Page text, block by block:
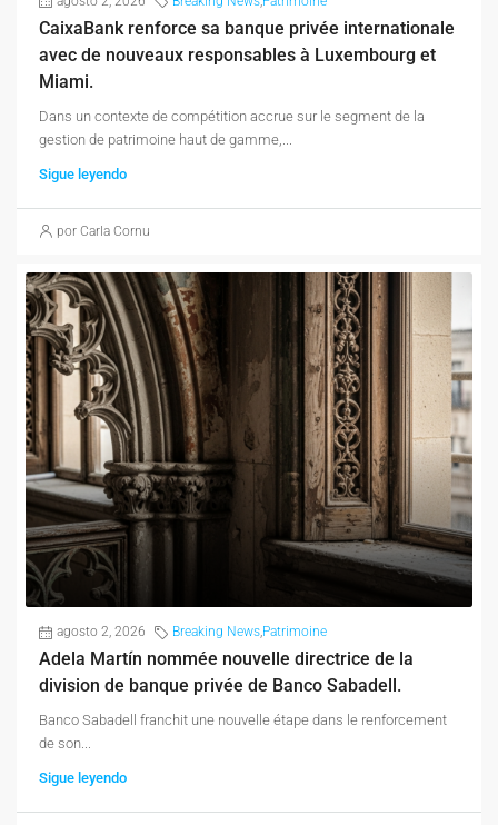
CaixaBank renforce sa banque privée internationale
avec de nouveaux responsables à Luxembourg et
Miami.
Dans un contexte de compétition accrue sur le segment de la
gestion de patrimoine haut de gamme,...
Sigue leyendo
por Carla Cornu
agosto 2, 2026 Breaking News,Patrimoine
Adela Martín nommée nouvelle directrice de la
division de banque privée de Banco Sabadell.
Banco Sabadell franchit une nouvelle étape dans le renforcement
de son...
Sigue leyendo